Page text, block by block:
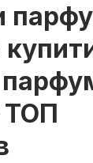
ТОП